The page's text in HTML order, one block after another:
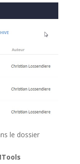
le dossier